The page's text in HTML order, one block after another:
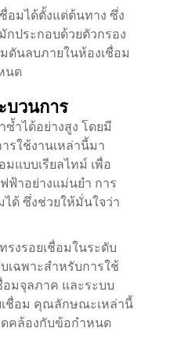
อมได้ตั้งแต่ต้นทาง ซึ่ง
ประกอบด้วยตัวกรอง
ดันลบภายในห้องเชื่อม
นด
บวนการ
ำได้อย่างสูง โดยมี
รใช้งานเหล่านี้มา
แบบเรียลไทม์ เพื่อ
าอย่างแม่นยำ การ
ด้ ซึ่งช่วยให้มั่นใจว่า
งรอยเชื่อมในระดับ
ฉพาะสำหรับการใช้
อมจุลภาค และระบบ
เชื่อม คุณลักษณะเหล่านี้
คล้องกับข้อกำหนด